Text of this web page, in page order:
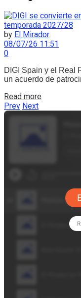
by El Mirador
08/07/26 11:51
0
DIGI Spain y el Real
un acuerdo de
Read more
Prev Next